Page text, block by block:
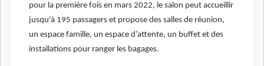
pour la première fois en mars 2022, le salon peut accueillir
jusqu'à 195 passagers et propose des salles de réunion,
un espace famille, un espace d’attente, un buffet et des
installations pour ranger les bagages.